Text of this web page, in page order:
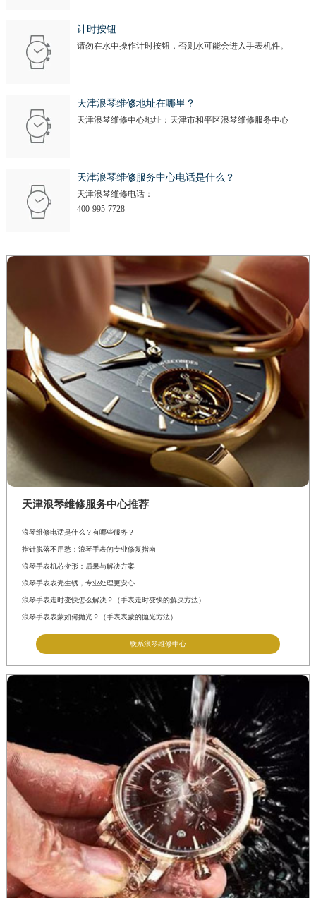
计时按钮
请勿在水中操作计时按钮，否则水可能会进入手表机件。
天津浪琴维修地址在哪里？
天津浪琴维修中心地址：天津市和平区浪琴维修服务中心
天津浪琴维修服务中心电话是什么？
天津浪琴维修电话：
400-995-7728
天津浪琴维修服务中心推荐
浪琴维修电话是什么？有哪些服务？
指针脱落不用愁：浪琴手表的专业修复指南
浪琴手表机芯变形：后果与解决方案
浪琴手表表壳生锈，专业处理更安心
浪琴手表走时变快怎么解决？（手表走时变快的解决方法）
浪琴手表表蒙如何抛光？（手表表蒙的抛光方法）
联系浪琴维修中心